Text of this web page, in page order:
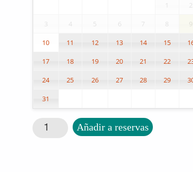
2
3 4 5 6 7 8 9
10 11 12 13 14 15
17 18 19 20 21 22
24 25 26 27 28 29
31
Tablero motriz-cognitivo (Solving Path)
Añadir a reservas